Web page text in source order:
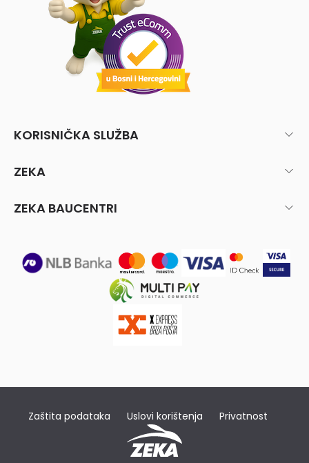
KORISNIČKA SLUŽBA
ZEKA
ZEKA BAUCENTRI
Zaštita podataka Uslovi korištenja Privatnost